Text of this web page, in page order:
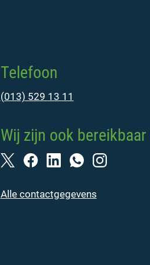
Telefoon
(013) 529 13 11
Wij zijn ook bereikbaar
Alle contactgegevens